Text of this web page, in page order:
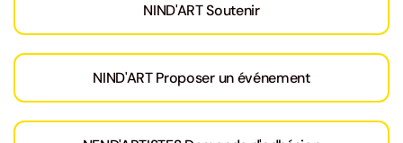
NIND'ART Soutenir
NIND'ART Proposer un événement